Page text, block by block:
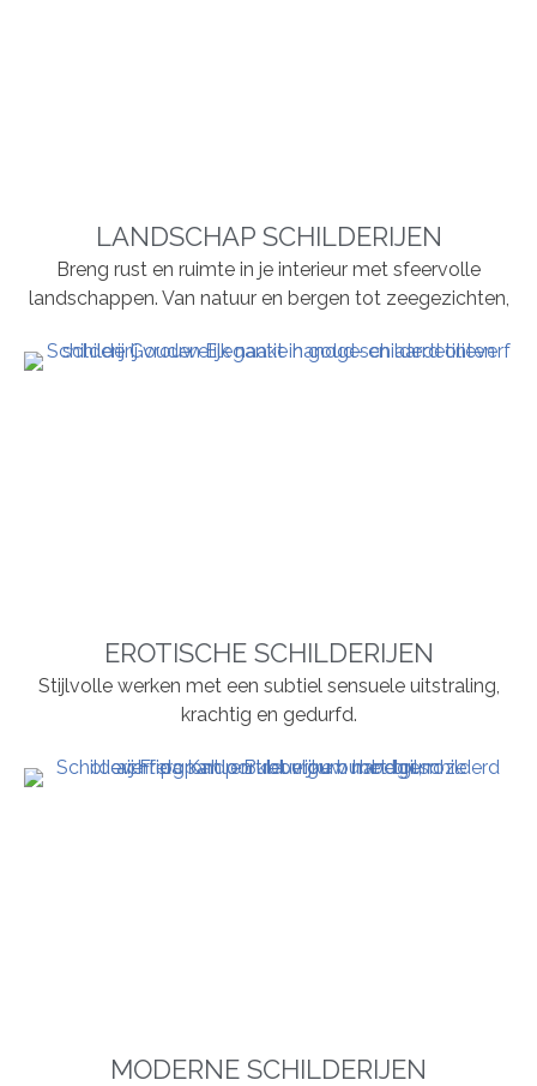
LANDSCHAP SCHILDERIJEN
Breng rust en ruimte in je interieur met sfeervolle
landschappen. Van natuur en bergen tot zeegezichten,
EROTISCHE SCHILDERIJEN
Stijlvolle werken met een subtiel sensuele uitstraling,
krachtig en gedurfd.
MODERNE SCHILDERIJEN